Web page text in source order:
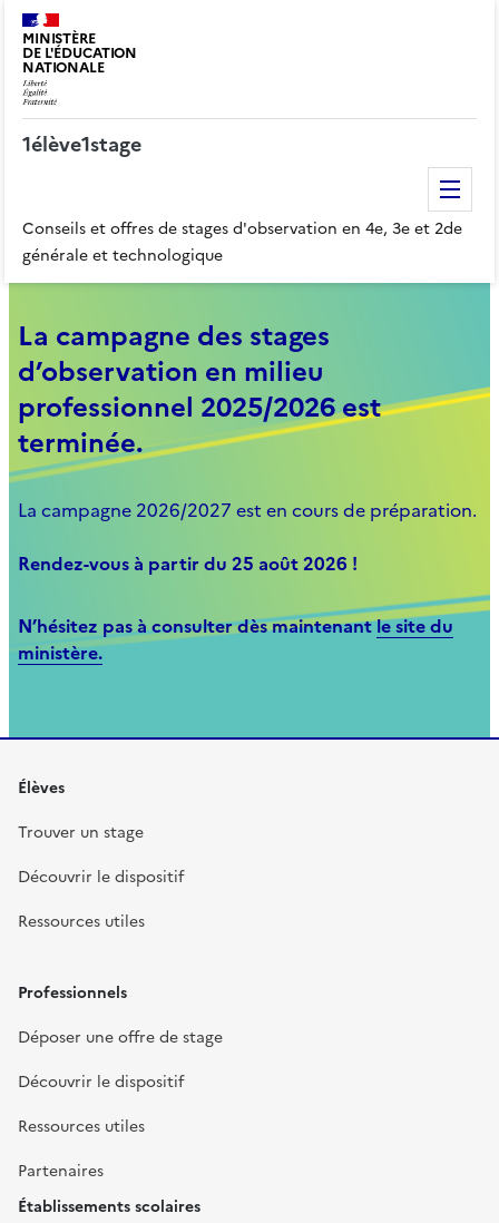
MINISTÈRE
DE L'ÉDUCATION
NATIONALE
1élève1stage
Conseils et offres de stages d'observation en 4e, 3e et 2de
générale et technologique
La campagne des stages
d’observation en milieu
professionnel 2025/2026 est
terminée.
La campagne 2026/2027 est en cours de préparation.
Rendez-vous à partir du 25 août 2026 !
N’hésitez pas à consulter dès maintenantle site du
ministère.
Élèves
Trouver un stage
Découvrir le dispositif
Ressources utiles
Professionnels
Déposer une offre de stage
Découvrir le dispositif
Ressources utiles
Partenaires
Établissements scolaires